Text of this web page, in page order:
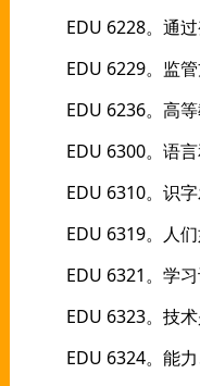
EDU 6228。通过
EDU 6229。监管
EDU 6236。高等
EDU 6300。语言
EDU 6310。识字
EDU 6319。人们
EDU 6321。学习
EDU 6323。技术
EDU 6324。能力